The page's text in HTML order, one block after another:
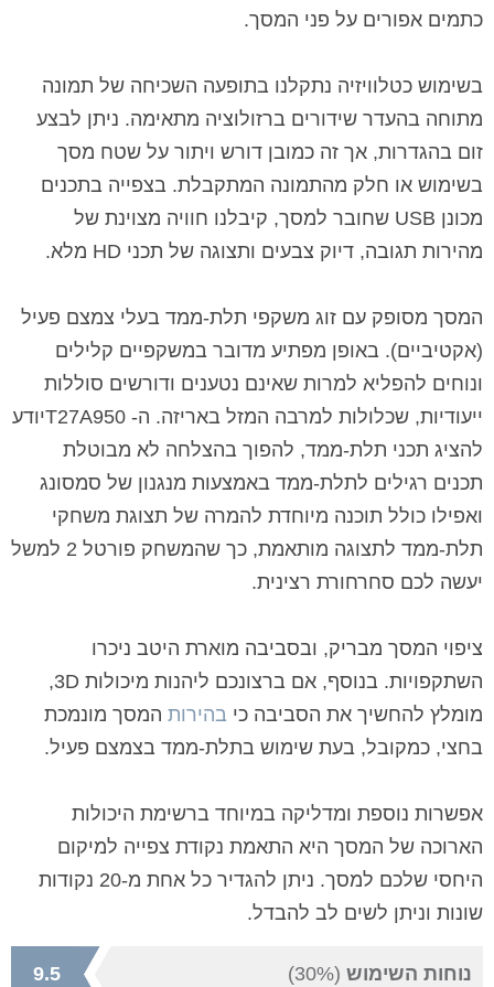
כתמים אפורים על פני המסך.
בשימוש כטלוויזיה נתקלנו בתופעה השכיחה של תמונה
מתוחה בהעדר שידורים ברזולוציה מתאימה. ניתן לבצע
זום בהגדרות, אך זה כמובן דורש ויתור על שטח מסך
בשימוש או חלק מהתמונה המתקבלת. בצפייה בתכנים
מכונן USB שחובר למסך, קיבלנו חוויה מצוינת של
מהירות תגובה, דיוק צבעים ותצוגה של תכני HD מלא.
המסך מסופק עם זוג משקפי תלת-ממד בעלי צמצם פעיל
(אקטיביים). באופן מפתיע מדובר במשקפיים קלילים
ונוחים להפליא למרות שאינם נטענים ודורשים סוללות
ייעודיות, שכלולות למרבה המזל באריזה. ה-
יודע
להציג תכני תלת-ממד, להפוך בהצלחה לא מבוטלת
תכנים רגילים לתלת-ממד באמצעות מנגנון של סמסונג
ואפילו כולל תוכנה מיוחדת להמרה של תצוגת משחקי
תלת-ממד לתצוגה מותאמת, כך שהמשחק פורטל 2 למשל
יעשה לכם סחרחורת רצינית.
ציפוי המסך מבריק, ובסביבה מוארת היטב ניכרו
השתקפויות. בנוסף, אם ברצונכם ליהנות מיכולות 3D
,
מומלץ להחשיך את הסביבה כי בהירות המסך מונמכת
בחצי, כמקובל, בעת שימוש בתלת-ממד בצמצם פעיל.
אפשרות נוספת ומדליקה במיוחד ברשימת היכולות
הארוכה של המסך היא התאמת נקודת צפייה למיקום
היחסי שלכם למסך. ניתן להגדיר כל אחת מ-20 נקודות
שונות וניתן לשים לב להבדל.
נוחות השימוש (30%)
9.5